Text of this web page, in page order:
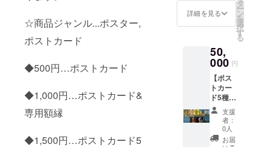
☆商品ジャンル...ポスター,
ポストカード
◆500円…ポストカード
◆1,000円…ポストカード&
専用額縁
◆1,500円…ポストカード5
版画
に記載
下さ
がない
場合は
当店の
オスス
メ商品
を選び
送らせ
ていた
だきま
す ①西
・A4〜
A2高品
質ポス
量・種
類 (ポス
トカー
ド...5枚
1セッ
ト) (A4
ポス
ター③)
(A3ポス
ター①)
詳細を見る
タ
ー
ン
を
選
択
す
る
50,
000 円
【ポス
トカー
ド5種類
セット
&A4〜
A2高品
質ポス
支援
者：
0人
お届